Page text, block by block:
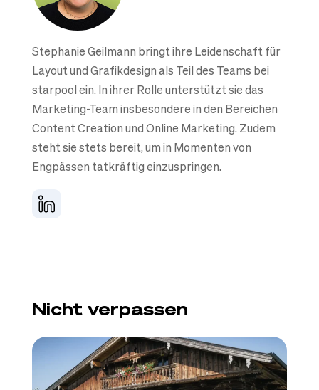
Stephanie Geilmann bringt ihre Leidenschaft für
Layout und Grafikdesign als Teil des Teams bei
starpool ein. In ihrer Rolle unterstützt sie das
Marketing-Team insbesondere in den Bereichen
Content Creation und Online Marketing. Zudem
steht sie stets bereit, um in Momenten von
Engpässen tatkräftig einzuspringen.
Nicht verpassen